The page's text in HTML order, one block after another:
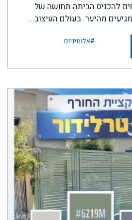
להכניס הביתה תחושה של
מהיער. בעולם העיצוב...
#אלומיניום